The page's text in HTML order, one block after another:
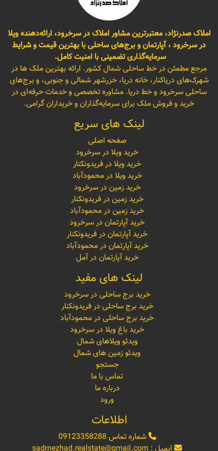
املاک صدرنژاد، معتبرترین مشاور املاک در سرخرود، ارائه‌دهنده ویلا
در سرخرود ، آپارتمان و برج‌های ساحلی با بهترین قیمت و شرایط
سرمایه‌گذاری تضمینی با امنیت کامل.
مرجع مطمئن در خط ساحلی شمال کشور. ارائه بهترین ملک ها در
شهرک‌های دریاکنار، خانه دریا، خزرشهر شمالی و جنوبی، و برج‌های
ساحلی سرخرود و خط دریا. مشاوره تخصصی و خدمات حرفه‌ای در
خرید و فروش ملک برای سرمایه‌گذاران و خریداران گرامی.
لینک های سریع
صفحه اصلی
خرید ویلا در سرخرود
خرید ویلا در فریدونکنار
خرید ویلا در محمودآباد
خرید زمین در سرخرود
خرید زمین در فریدونکنار
خرید زمین در محمودآباد
خرید آپارتمان در سرخرود
خرید آپارتمان در فریدونکنار
خرید آپارتمان در محمودآباد
خرید آپارتمان در آمل
لینک های مفید
خرید برج ساحلی در سرخرود
خرید برج ساحلی در فریدونکنار
خرید برج ساحلی در محمودآباد
خرید باغ ویلا در سرخرود
ویدئو ویلاهای شمال
ویدئو زمین های شمال
جستجو
تماس با ما
درباره ما
ورود
اطلاعات
شماره تماس 09123358288